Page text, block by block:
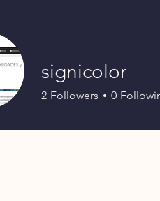
signicolor
2 Followers 0